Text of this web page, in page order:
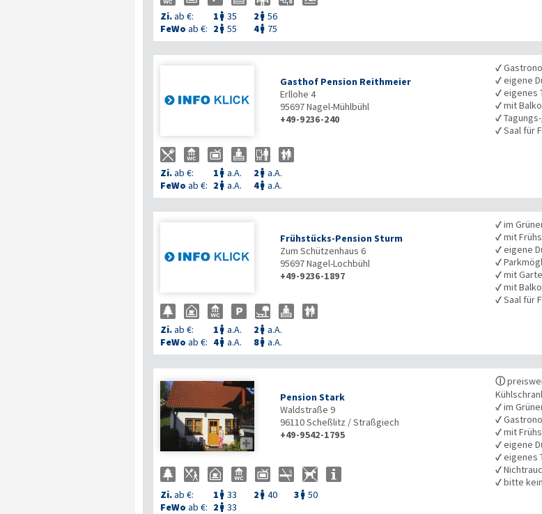
Zi.ab €: 1  35 2  56
FeWo ab €: 2  55 4 75
Gasthof Pension Reithmeier
Erllohe 4
95697Nagel-Mühlbühl
+49-9236-240
Zi.ab €: 1  a.A. 2  a.A.
FeWo ab €: 2  a.A. 4 a.A.
✓
✓eigene
✓eigenes
✓mit
✓
✓Saal für
Frühstücks-Pension Sturm
Zum Schützenhaus 6
95697Nagel-Lochbühl
+49-9236-1897
Zi.ab €: 1  a.A. 2  a.A.
FeWo ab €: 4 a.A. 8 a.A.
✓im
✓mit
✓eigene
✓
✓mit
✓mit
✓Saal für

Pension Stark
Waldstraße 9
96110Scheßlitz / Straßgiech
+49-9542-1795
Zi.ab €: 1  33 2  40 3  50
FeWo ab €: 2  33
ⓘ
✓im
✓
✓mit
✓eigene
✓eigenes
✓
✓bitte